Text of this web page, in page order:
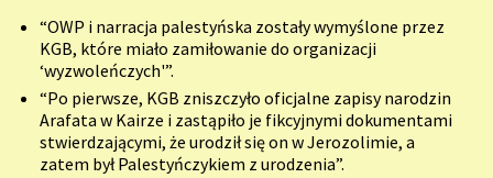
“OWP i narracja palestyńska zostały wymyślone przez
KGB, które miało zamiłowanie do organizacji
‘wyzwoleńczych'”.
“Po pierwsze, KGB zniszczyło oficjalne zapisy narodzin
Arafata w Kairze i zastąpiło je fikcyjnymi dokumentami
stwierdzającymi, że urodził się on w Jerozolimie, a
zatem był Palestyńczykiem z urodzenia”.